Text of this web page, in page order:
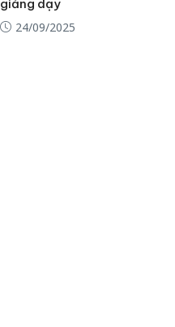
giảng dạy
24/09/2025